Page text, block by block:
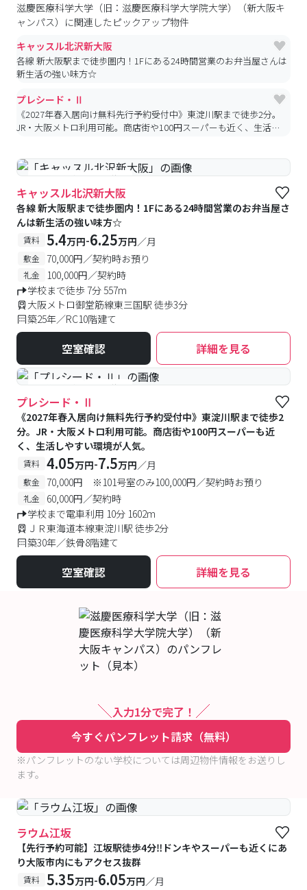
滋慶医療科学大学（旧：滋慶医療科学大学院大学）（新大阪キ
ャンパス） に関連したピックアップ物件
キャッスル北沢新大阪
各線 新大阪駅まで徒歩圏内！1Fにある24時間営業のお弁当屋さんは
新生活の強い味方☆
プレシード・Ⅱ
《2027年春入居向け無料先行予約受付中》東淀川駅まで徒歩2分。
JR・大阪メトロ利用可能。商店街や100円スーパーも近く、生活し
#予約受付中 #空室待ち
キャッスル北沢新大阪
各線 新大阪駅まで徒歩圏内！1Fにある24時間営業のお弁当屋さ
んは新生活の強い味方☆
賃料 5.4万円-6.25万円／月
敷金 70,000円／契約時お預り
礼金
100,000円／契約時
学校まで徒歩 7分 557m
大阪メトロ御堂筋線東三国駅 徒歩3分
築25年／RC10階建て
空室確認 詳細を見る
#予約受付中 #空室待ち
プレシード・Ⅱ
《2027年春入居向け無料先行予約受付中》東淀川駅まで徒歩2
分。JR・大阪メトロ利用可能。商店街や100円スーパーも近
く、生活しやすい環境が人気。
賃料 4.05万円-7.5万円／月
敷金 70,000円 ※101号室のみ100,000円／契約時お預り
礼金
60,000円／契約時
学校まで電車利用 10分 1602m
ＪＲ東海道本線東淀川駅 徒歩2分
築30年／鉄骨8階建て
空室確認 詳細を見る
入力1分で完了！
今すぐパンフレット請求（無料）
※パンフレットのない学校については周辺物件情報をお送りし
ます。
ラウム江坂
【先行予約可能】江坂駅徒歩4分‼ドンキやスーパーも近くにあ
り大阪市内にもアクセス抜群
賃料 5.35万円-6.05万円／月